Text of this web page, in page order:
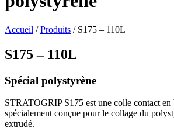
Accueil /Produits / S175 – 110L
S175 – 110L
Spécial polystyrène
STRATOGRIP S175 est une colle contact en
spécialement conçue pour le collage du
extrudé.